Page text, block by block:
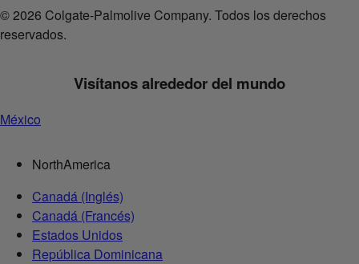
© 2026 Colgate-Palmolive Company. Todos los derechos
reservados.
Visítanos alrededor del mundo
México
NorthAmerica
Canadá (Inglés)
Canadá (Francés)
Estados Unidos
República Dominicana